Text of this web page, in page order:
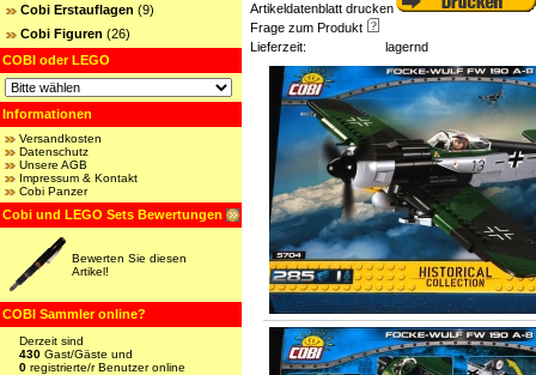
Cobi Erstauflagen (9)
Cobi Figuren (26)
COBI oder LEGO
Informationen
Versandkosten
Datenschutz
Unsere AGB
Impressum & Kontakt
Cobi Panzer
Cobi und LEGO Sets Bewertungen
Bewerten Sie diesen
Artikel!
COBI Sammler online?
Derzeit sind
430 Gast/Gäste und
0 registrierte/r Benutzer online
Artikeldatenblatt drucken
Frage zum Produkt
Lieferzeit:
lagernd